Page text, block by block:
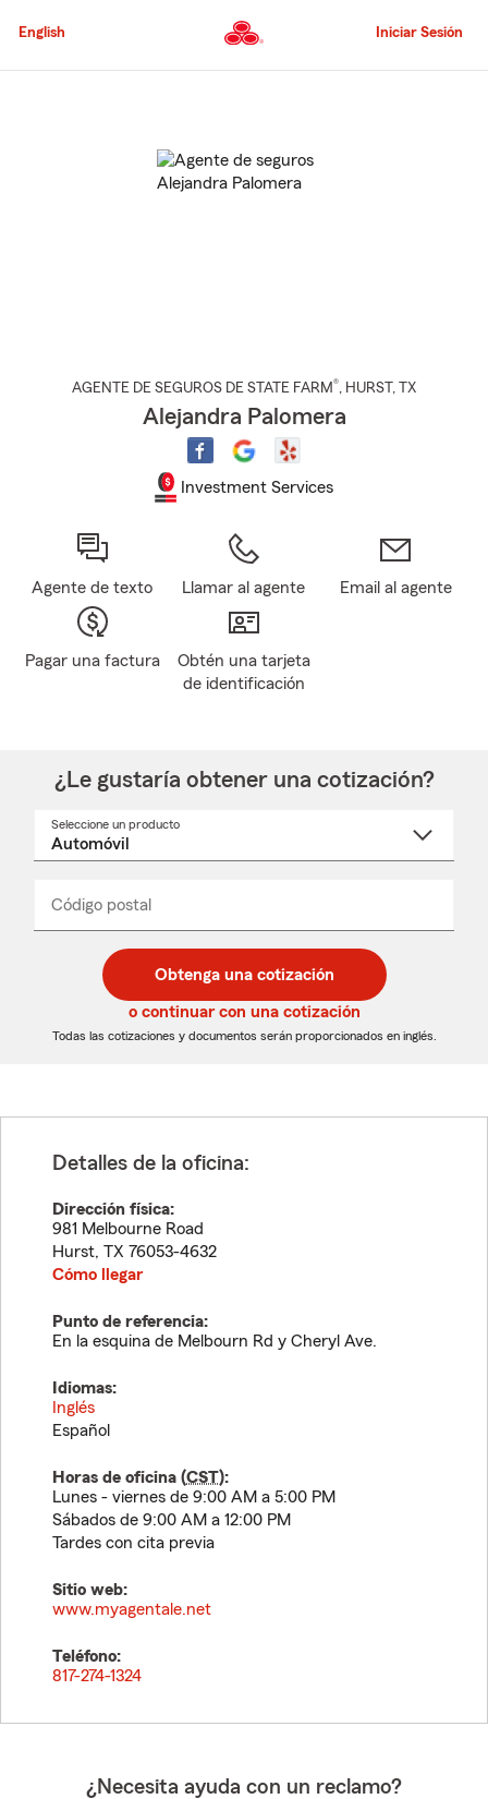
al
principal
English Iniciar Sesión
AGENTE DE SEGUROS DE STATE FARM®, HURST , TX
Alejandra Palomera
Investment Services
Agente de texto Llamar al agente Email al agente
Pagar una factura
Obtén una tarjeta
de identificación
¿Le gustaría obtener una cotización?
Seleccione un producto
desplegable
Código postal
de
5
dígitos
de
5
dígitos
_____
Obtenga una cotización
o continuar con una cotización
Todas las cotizaciones y documentos serán proporcionados en inglés.
Detalles de la oficina:
Dirección física:
981 Melbourne Road
Hurst, TX 76053-4632
Cómo llegar
Punto de referencia:
En la esquina de Melbourn Rd y Cheryl Ave.
Idiomas:
Inglés
Español
Horas de oficina (CST):
Lunes - viernes de 9:00 AM a 5:00 PM
Sábados de 9:00 AM a 12:00 PM
Tardes con cita previa
Sitio web:
www.myagentale.net
Teléfono:
817-274-1324
¿Necesita ayuda con un reclamo?